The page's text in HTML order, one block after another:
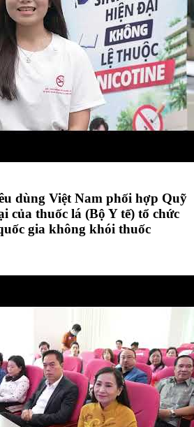
dùng Việt Nam phối hợp Quỹ
của thuốc lá (Bộ Y tế) tổ chức
gia không khói thuốc